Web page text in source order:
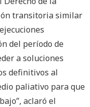
transitoria similar
del período de
a soluciones
definitivos al
paliativo para que
aclaró el